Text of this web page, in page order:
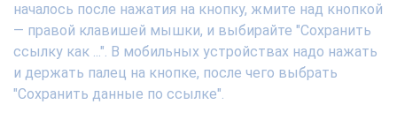
началось после нажатия на кнопку, жмите над кнопкой
— правой клавишей мышки, и выбирайте "Сохранить
ссылку как ...". В мобильных устройствах надо нажать
и держать палец на кнопке, после чего выбрать
"Сохранить данные по ссылке".